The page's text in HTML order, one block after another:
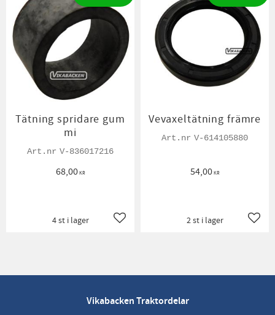
Tätning spridare gum
mi
V-836017216
68,00KR
Lägg till i favoriter
4 st i lager
Vevaxeltätning främre
V-614105880
54,00KR
2 st i lager
Vikabacken Traktordelar